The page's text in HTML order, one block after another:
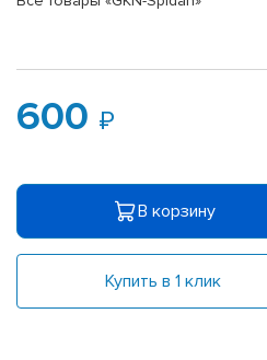
600
В корзину
Купить в 1 клик